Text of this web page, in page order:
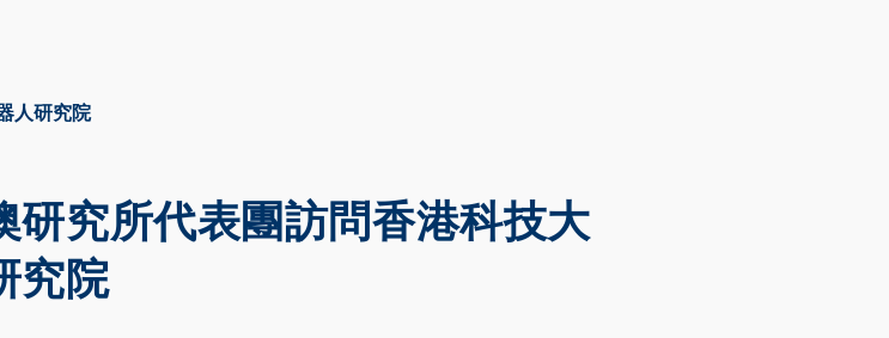
人研究院
研究所代表團訪問香港科技大
究院